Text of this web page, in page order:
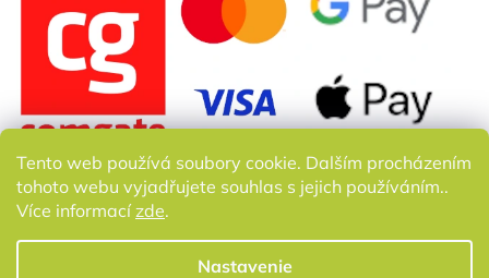
Tento web používá soubory cookie. Dalším procházením
tohoto webu vyjadřujete souhlas s jejich používáním..
Více informacízde.
Nastavenie
Bornature.cz. Všetky práva vyhradené.